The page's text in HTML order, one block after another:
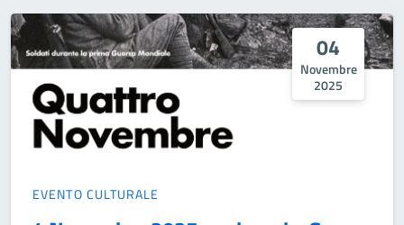
04
Novembre
2025
EVENTO CULTURALE